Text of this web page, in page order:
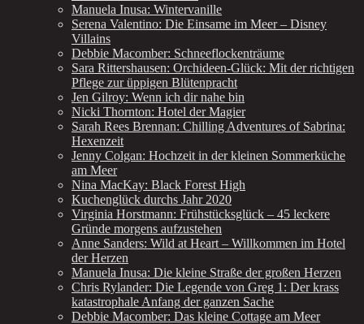
Manuela Inusa: Wintervanille
Serena Valentino: Die Einsame im Meer – Disney
Villains
Debbie Macomber: Schneeflockenträume
Sara Rittershausen: Orchideen-Glück: Mit der richtigen
Pflege zur üppigen Blütenpracht
Jen Gilroy: Wenn ich dir nahe bin
Nicki Thornton: Hotel der Magier
Sarah Rees Brennan: Chilling Adventures of Sabrina:
Hexenzeit
Jenny Colgan: Hochzeit in der kleinen Sommerküche
am Meer
Nina MacKay: Black Forest High
Kuchenglück durchs Jahr 2020
Virginia Horstmann: Frühstücksglück – 45 leckere
Gründe morgens aufzustehen
Anne Sanders: Wild at Heart – Willkommen im Hotel
der Herzen
Manuela Inusa: Die kleine Straße der großen Herzen
Chris Rylander: Die Legende von Greg 1: Der krass
katastrophale Anfang der ganzen Sache
Debbie Macomber: Das kleine Cottage am Meer